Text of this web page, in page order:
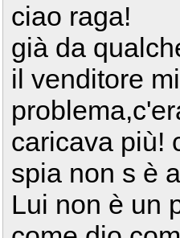
ciao raga!
già da
il venditore
caricava più!
spia non s è
Lui non è un